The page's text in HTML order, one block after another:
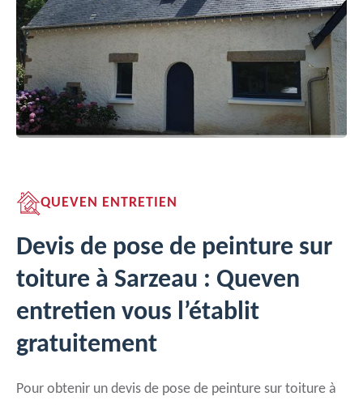
QUEVEN ENTRETIEN
Devis de pose de peinture sur
toiture à Sarzeau : Queven
entretien vous l’établit
gratuitement
Pour obtenir un devis de pose de peinture sur toiture à